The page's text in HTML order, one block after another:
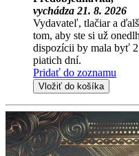
vychádza 21. 8. 2026
Vydavateľ, tlačiar a
tom, aby ste si už
dispozícii by mala byť
piatich dní.
Pridať do zoznamu
Vložiť do košíka